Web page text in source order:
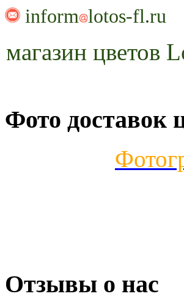
inform lotos-fl.ru
магазин цветов
Фото доставок
Отзывы о нас